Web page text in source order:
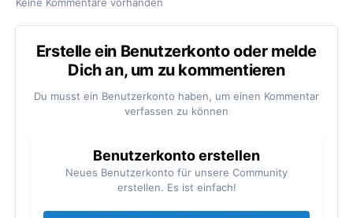
Erstelle ein Benutzerkonto oder melde
Dich an, um zu kommentieren
Du musst ein Benutzerkonto haben, um einen Kommentar
verfassen zu können
Benutzerkonto erstellen
Neues Benutzerkonto für unsere Community
erstellen. Es ist einfach!